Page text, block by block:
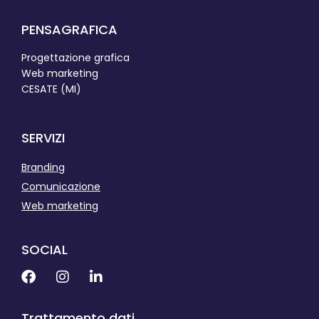
PENSAGRAFICA
Progettazione grafica
Web marketing
CESATE (MI)
SERVIZI
Branding
Comunicazione
Web marketing
SOCIAL